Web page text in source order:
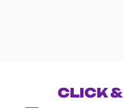
CLICK